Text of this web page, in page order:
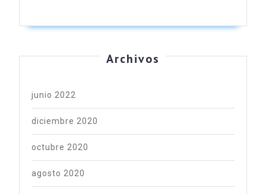
Archivos
junio 2022
diciembre 2020
octubre 2020
agosto 2020